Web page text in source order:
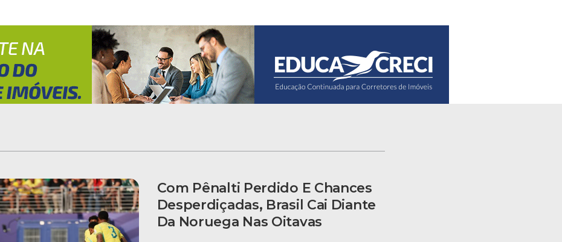
Com Pênalti Perdido E Chances
Desperdiçadas, Brasil Cai Diante
Da Noruega Nas Oitavas